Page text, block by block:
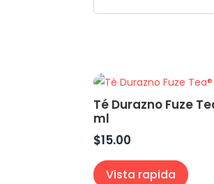
Té Durazno Fuze
ml
$15.00
Vista rapida